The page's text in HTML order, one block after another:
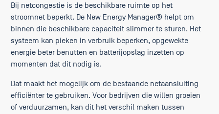
Bij netcongestie is de beschikbare ruimte op het
stroomnet beperkt. De New Energy Manager® helpt om
binnen die beschikbare capaciteit slimmer te sturen. Het
systeem kan pieken in verbruik beperken, opgewekte
energie beter benutten en batterijopslag inzetten op
momenten dat dit nodig is.
Dat maakt het mogelijk om de bestaande netaansluiting
efficiënter te gebruiken. Voor bedrijven die willen groeien
of verduurzamen, kan dit het verschil maken tussen